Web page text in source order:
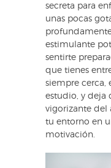
secreta para
unas pocas
estimulante
sentirte
que tienes
siempre cerca,
estudio, y deja
vigorizante del
tu entorno en
motivación.